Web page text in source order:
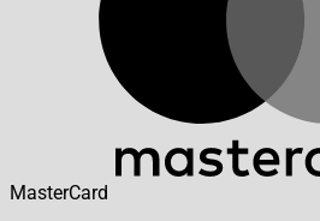
MasterCard